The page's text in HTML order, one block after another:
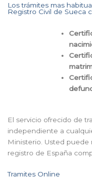
Los trámites mas
Registro Civil de Sueca
El servicio ofrecido de
independiente a
Ministerio. Usted puede
registro de España
Tramites Online